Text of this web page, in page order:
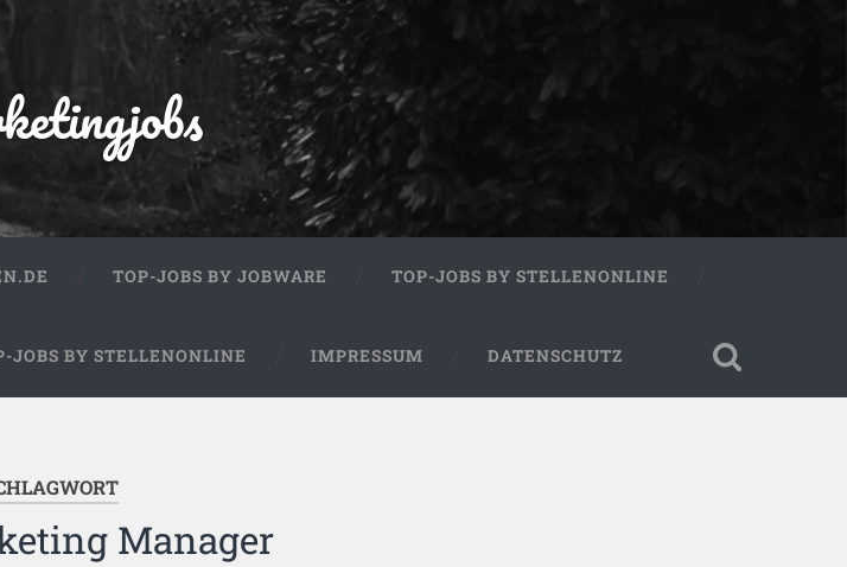
TOP-JOBS BY JOBWARE TOP-JOBS BY STELLENONLINE
JOBS BY STELLENONLINE IMPRESSUM DATENSCHUTZ
Manager